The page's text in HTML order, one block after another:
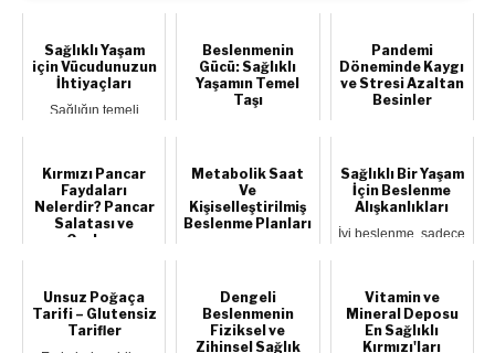
Sağlıklı Yaşam
için Vücudunuzun
İhtiyaçları
Sağlığın temeli
aş...
Beslenmenin
Gücü: Sağlıklı
Yaşamın Temel
Taşı
vücudu bes...
Pandemi
Döneminde Kaygı
ve Stresi Azaltan
Besinler
ve stresi mümkün
ol...
Kırmızı Pancar
Faydaları
Nelerdir? Pancar
Salatası ve
Çorbası
manganez,
potasyum ve lif yö...
Metabolik Saat
Ve
Kişiselleştirilmiş
Beslenme Planları
şablonlardan
tamam...
Sağlıklı Bir Yaşam
İçin Beslenme
Alışkanlıkları
İyi beslenme, sadece
Unsuz Poğaça
Tarifi – Glutensiz
Tarifler
Dengeli
Beslenmenin
Fiziksel ve
Zihinsel Sağlık
Vitamin ve
Mineral Deposu
En Sağlıklı
Kırmızı'ları